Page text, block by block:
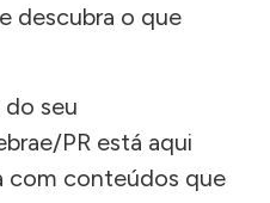
descubra o que
seu
PR está aqui
com conteúdos que